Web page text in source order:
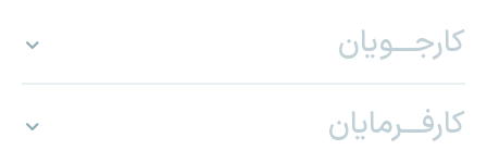
کارجـــویان
کارفـــرمایان